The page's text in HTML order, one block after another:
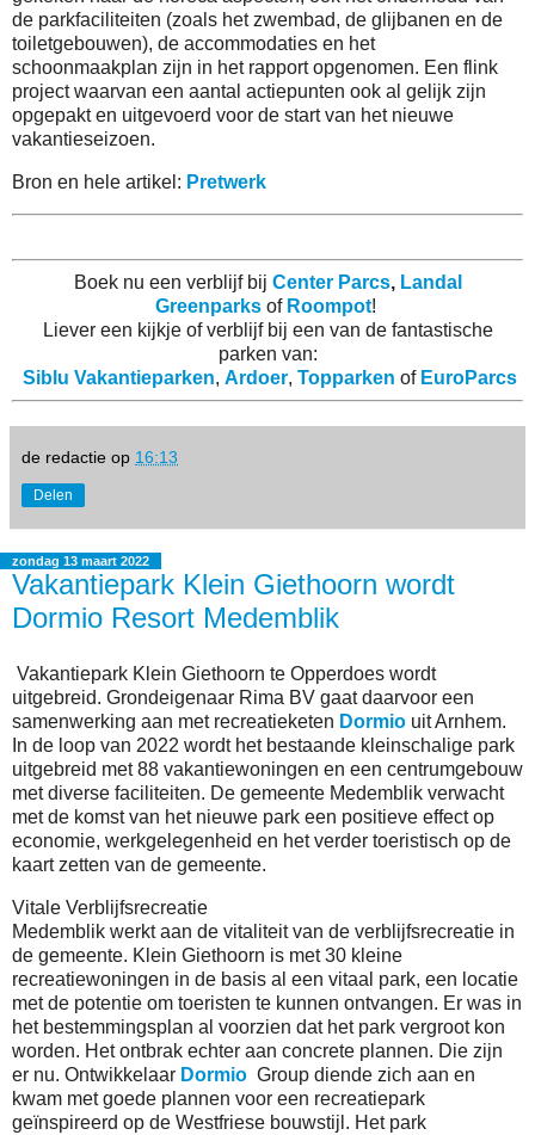
de parkfaciliteiten (zoals het zwembad, de glijbanen en de
toiletgebouwen), de accommodaties en het
schoonmaakplan zijn in het rapport opgenomen. Een flink
project waarvan een aantal actiepunten ook al gelijk zijn
opgepakt en uitgevoerd voor de start van het nieuwe
vakantieseizoen.
Bron en hele artikel: Pretwerk
Boek nu een verblijf bij Center Parcs, Landal
Greenparksof Roompot!
Liever een kijkje of verblijf bij een van de fantastische
parken van:
Siblu Vakantieparken, Ardoer, Topparken of EuroParcs
de redactie op 16:13
Delen
zondag 13 maart 2022
Vakantiepark Klein Giethoorn wordt
Dormio Resort Medemblik
Vakantiepark Klein Giethoorn te Opperdoes wordt
uitgebreid. Grondeigenaar Rima BV gaat daarvoor een
samenwerking aan met recreatieketen Dormio uit Arnhem.
In de loop van 2022 wordt het bestaande kleinschalige park
uitgebreid met 88 vakantiewoningen en een centrumgebouw
met diverse faciliteiten. De gemeente Medemblik verwacht
met de komst van het nieuwe park een positieve effect op
economie, werkgelegenheid en het verder toeristisch op de
kaart zetten van de gemeente.
Vitale Verblijfsrecreatie
Medemblik werkt aan de vitaliteit van de verblijfsrecreatie in
de gemeente. Klein Giethoorn is met 30 kleine
recreatiewoningen in de basis al een vitaal park, een locatie
met de potentie om toeristen te kunnen ontvangen. Er was in
het bestemmingsplan al voorzien dat het park vergroot kon
worden. Het ontbrak echter aan concrete plannen. Die zijn
er nu. Ontwikkelaar Dormio Group diende zich aan en
kwam met goede plannen voor een recreatiepark
geïnspireerd op de Westfriese bouwstijl. Het park